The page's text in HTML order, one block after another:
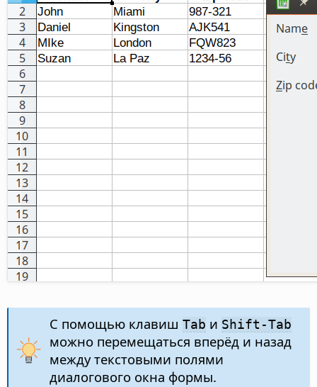
С помощью клавиш Tab и Shift-Tab
можно перемещаться вперёд и назад
между текстовыми полями
диалогового окна формы.